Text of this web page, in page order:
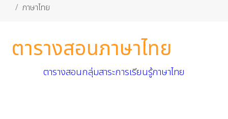
ภาษาไทย
ตารางสอนภาษาไทย
ตารางสอนกลุ่มสาระการเรียนรู้ภาษาไทย